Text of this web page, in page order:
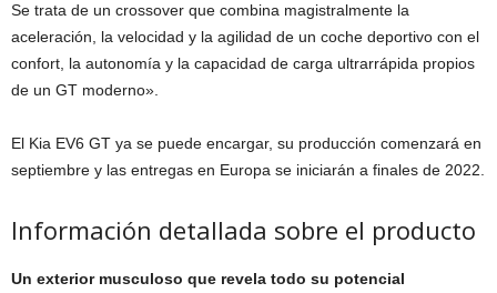
Se trata de un crossover que combina magistralmente la
aceleración, la velocidad y la agilidad de un coche deportivo con el
confort, la autonomía y la capacidad de carga ultrarrápida propios
de un GT moderno».
El Kia EV6 GT ya se puede encargar, su producción comenzará en
septiembre y las entregas en Europa se iniciarán a finales de 2022.
Información detallada sobre el producto
Un exterior musculoso que revela todo su potencial